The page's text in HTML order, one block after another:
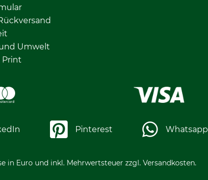
Umwelt
Print
Pinterest Whatsapp
in Euro und inkl. Mehrwertsteuer zzgl. Versandkosten.